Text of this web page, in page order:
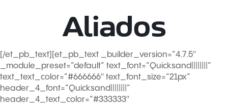
Aliados
[/et_pb_text][et_pb_text _builder_version=”4.7.5″
_module_preset=”default” text_font=”Quicksand||||||||”
text_text_color=”#666666″ text_font_size=”21px”
header_4_font=”Quicksand||||||||”
header_4_text_color=”#333333″